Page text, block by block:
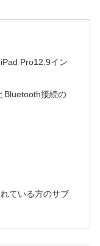
Pro12.9イン
Bluetooth接続の
ている方のサブ